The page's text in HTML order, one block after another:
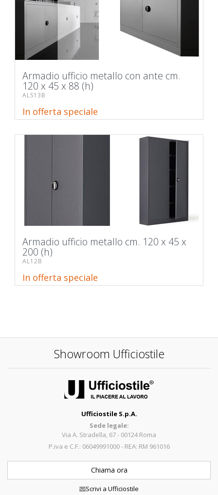
Armadio ufficio metallo con ante cm.
120 x 45 x 88 (h)
ALS13B
In offerta speciale
Armadio ufficio metallo cm. 120 x 45 x
200 (h)
AL12B
In offerta speciale
Showroom Ufficiostile
Ufficiostile S.p.A.
Sede legale:
Via A. Stradella, 67 - 00124 Roma
P.iva e C.F.: 06049991000 - REA: RM 961016
Chiama ora
Scrivi a Ufficiostile